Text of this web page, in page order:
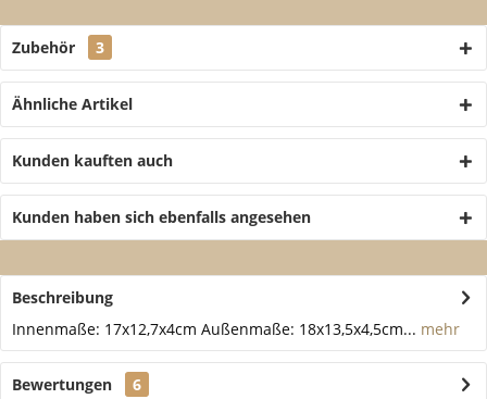
Zubehör 3
Ähnliche Artikel
Kunden kauften auch
Kunden haben sich ebenfalls angesehen
Beschreibung
Innenmaße: 17x12,7x4cm Außenmaße: 18x13,5x4,5cm... mehr
Bewertungen
6